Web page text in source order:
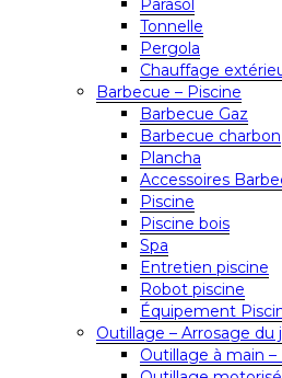
Parasol
Tonnelle
Pergola
Chauffage
Barbecue – Piscine
Barbecue Gaz
Barbecue charbon
Plancha
Accessoires
Piscine
Piscine bois
Spa
Entretien piscine
Robot piscine
Équipement
Outillage – Arrosage du
Outillage à main